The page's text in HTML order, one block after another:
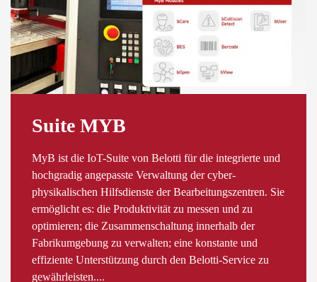
Suite MYB
MyB ist die IoT-Suite von Belotti für die integrierte und
hochgradig angepasste Verwaltung der cyber-
physikalischen Hilfsdienste der Bearbeitungszentren. Sie
ermöglicht es: die Produktivität zu messen und zu
optimieren; die Zusammenschaltung innerhalb der
Fabrikumgebung zu verwalten; eine konstante und
effiziente Unterstützung durch den Belotti-Service zu
gewährleisten....